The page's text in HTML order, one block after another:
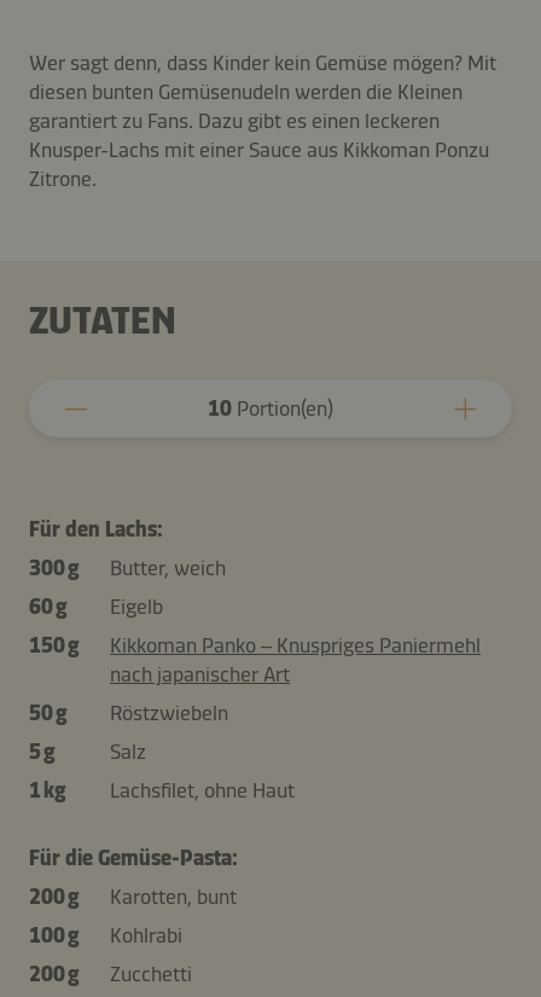
Wer sagt denn, dass Kinder kein Gemüse mögen? Mit
diesen bunten Gemüsenudeln werden die Kleinen
garantiert zu Fans. Dazu gibt es einen leckeren
Knusper-Lachs mit einer Sauce aus Kikkoman Ponzu
Zitrone.
ZUTATEN
10 Portion(en)
Für den Lachs:
300 g
Butter, weich
60 g
Eigelb
150 g
Kikkoman Panko – Knuspriges Paniermehl
nach japanischer Art
50 g
Röstzwiebeln
5 g
Salz
1 kg
Lachsfilet, ohne Haut
Für die Gemüse-Pasta:
200 g
Karotten, bunt
100 g
Kohlrabi
200 g
Zucchetti